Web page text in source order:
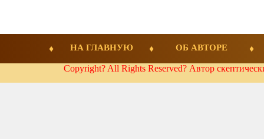
НА ГЛАВНУЮ ОБ АВТОРЕ
Copyright? All Rights Reserved? Автор